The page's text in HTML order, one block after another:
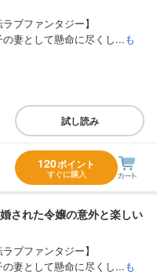
ブファンタジー】
妻として懸命に尽くし...も
試し読み
120ポイント
すぐに購入
された令嬢の意外と楽しい
ブファンタジー】
妻として懸命に尽くし...も